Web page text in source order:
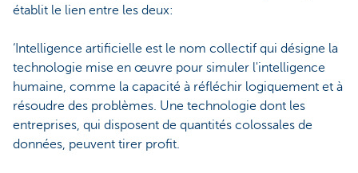
établit le lien entre les deux:
‘Intelligence artificielle est le nom collectif qui désigne la
technologie mise en œuvre pour simuler l'intelligence
humaine, comme la capacité à réfléchir logiquement et à
résoudre des problèmes. Une technologie dont les
entreprises, qui disposent de quantités colossales de
données, peuvent tirer profit.